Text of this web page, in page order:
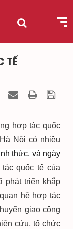
TẾ
hợp tác quốc
Nội có nhiều
thức, và ngày
quốc tế của
phát triển khắp
hệ hợp tác
giao công
cứu, tổ chức